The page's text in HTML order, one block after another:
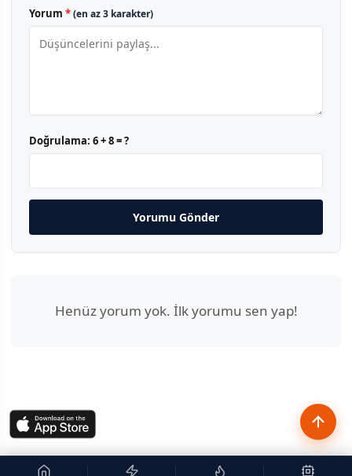
Yorum *(en az 3 karakter)
Doğrulama: 6 + 8 = ?
Yorumu Gönder
Henüz yorum yok. İlk yorumu sen yap!